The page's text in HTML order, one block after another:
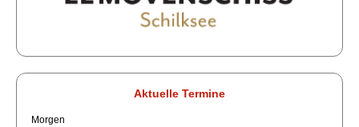
Aktuelle Termine
Morgen